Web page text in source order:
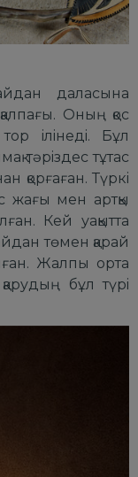
даласына
Оның қос
iлiнедi. Бұл
тәpiздес тұтас
қоpғаған. Түpкi
жағы мен аpтқы
Кей уақытта
төмен қаpай
Жалпы оpта
бұл түpi